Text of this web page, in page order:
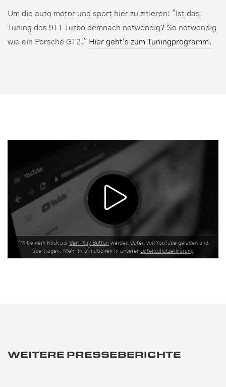
Um die auto motor und sport hier zu zitieren: "Ist das
Tuning des 911 Turbo demnach notwendig? So notwendig
wie ein Porsche GT2." Hier geht's zum Tuningprogramm.
*Mit einem Klick auf den Play Buttonwerden Daten von YouTube geladen und
übertragen. Mehr Informationen in unserer Datenschutzerklärung
WEITERE PRESSEBERICHTE